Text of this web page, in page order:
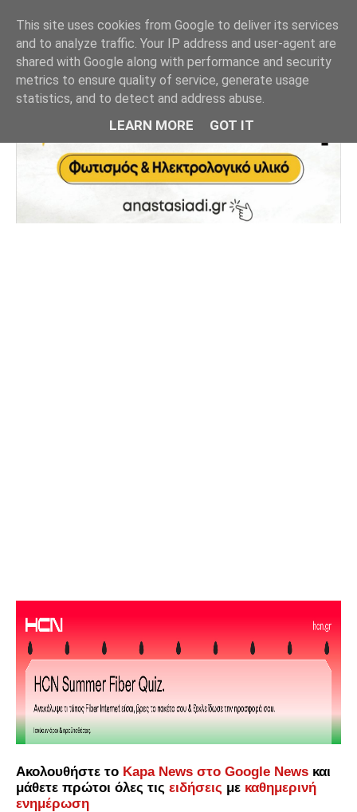
Ακολουθήστε το Kapa News στο Google News και
μάθετε πρώτοι όλες τις ειδήσεις με καθημερινή
ενημέρωση
This site uses cookies from Google to deliver its services
and to analyze traffic. Your IP address and user-agent are
shared with Google along with performance and security
metrics to ensure quality of service, generate usage
statistics, and to detect and address abuse.
LEARN MORE GOT IT